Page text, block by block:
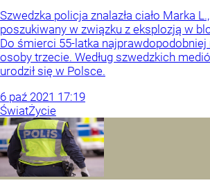
Szwedzka policja znalazła ciało Marka
poszukiwany w związku z eksplozją w
Do śmierci 55-latka najprawdopodobniej
osoby trzecie. Według szwedzkich
urodził się w Polsce.
6 paź 2021 17:19
ŚwiatŻycie